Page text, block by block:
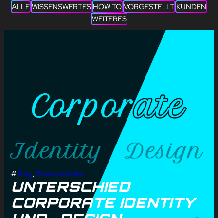
ALLE WISSENSWERTES HOW TO VORGESTELLT KUNDEN
WEITERES
# Blog, Wissenswertes
UNTERSCHIED
CORPORATE IDENTITY